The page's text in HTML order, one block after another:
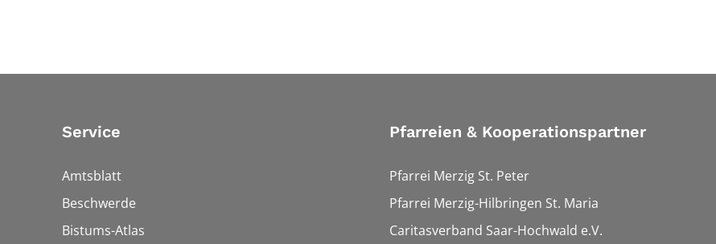
Service
Amtsblatt
Beschwerde
Bistums-Atlas
Pfarreien & Kooperationspartner
Pfarrei Merzig St. Peter
Pfarrei Merzig-Hilbringen St. Maria
Caritasverband Saar-Hochwald e.V.